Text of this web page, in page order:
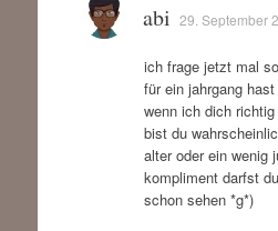
abi 29. September
ich frage jetzt mal
für ein jahrgang hast
wenn ich dich
bist du
alter oder ein wenig
kompliment darfst
schon sehen *g*)